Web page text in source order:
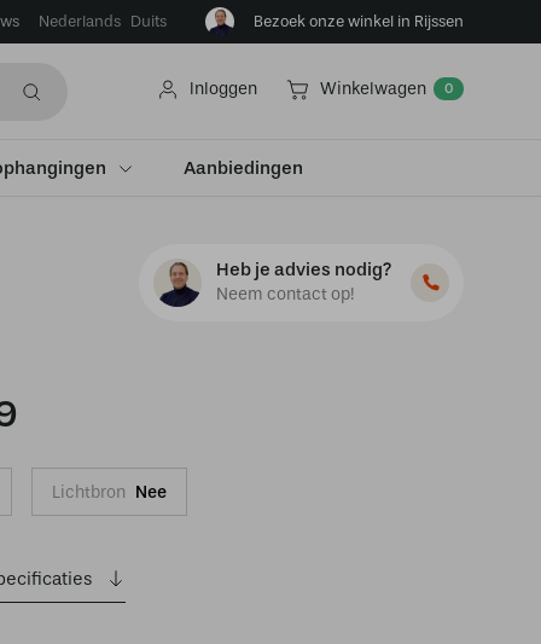
Nederlands Duits Bezoek onze winkel in Rijssen
Inloggen Winkelwagen 0
Aanbiedingen
Heb je advies nodig?
Neem contact op!
Lichtbron Nee